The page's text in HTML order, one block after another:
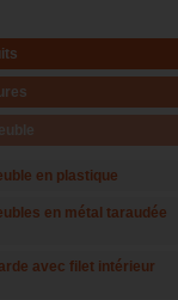
en plastique
en métal taraudée
avec filet intérieur